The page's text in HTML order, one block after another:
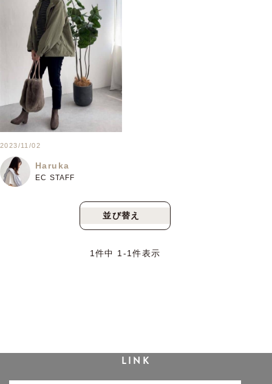
2023/11/02
Haruka
EC STAFF
並び替え
1 件中 1 -1件表示
LINK